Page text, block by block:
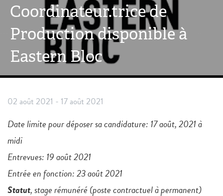
Coordinateur.trice de
Production disponible à
Eastern Bloc
02 août 2021 - 17 août 2021
Date limite pour déposer sa candidature: 17 août, 2021 à
midi
Entrevues: 19 août 2021
Entrée en fonction: 23 août 2021
Statut, stage rémunéré (poste contractuel à permanent)